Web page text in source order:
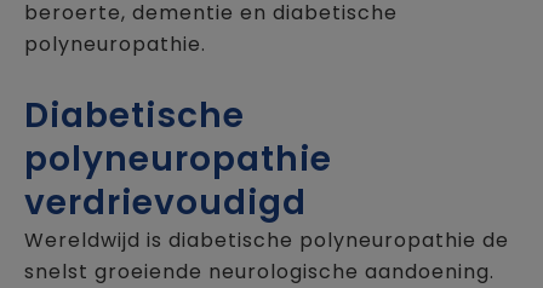
beroerte, dementie en diabetische
polyneuropathie.
Diabetische
polyneuropathie
verdrievoudigd
Wereldwijd is diabetische polyneuropathie de
snelst groeiende neurologische aandoening.